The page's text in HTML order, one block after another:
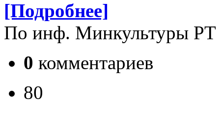
[Подробнее]
По инф. Минкультуры РТ
0 комментариев
80